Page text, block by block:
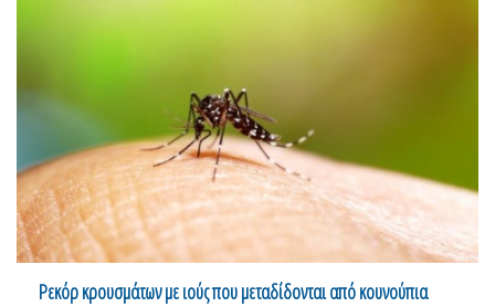
Ρεκόρ κρουσμάτων με ιούς που μεταδίδονται από κουνούπια